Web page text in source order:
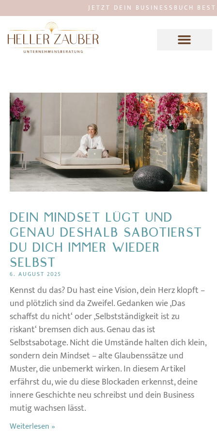
JETZT DEIN BUSINESSBUCH
DEIN MINDSET LÜGT UND
GENAU DESHALB SABOTIERST
DU DICH IMMER WIEDER
SELBST
6. AUGUST 2025
Kennst du das? Du hast eine Vision, dein Herz klopft –
und plötzlich sind da Zweifel. Gedanken wie ‚Das
schaffst du nicht‘ oder ‚Selbstständigkeit ist zu
riskant‘ bremsen dich aus. Genau das ist
Selbstsabotage. Nicht die Umstände halten dich klein,
sondern dein Mindset – alte Glaubenssätze und
Muster, die unbemerkt wirken. In diesem Artikel
erfährst du, wie du diese Blockaden erkennst, deine
innere Geschichte neu schreibst und dein Business
mutig wachsen lässt.
Weiterlesen »